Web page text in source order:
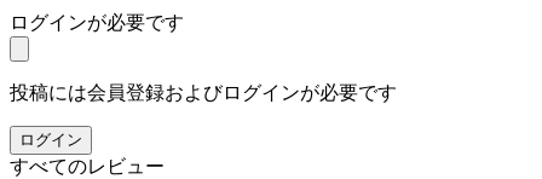
ログインが必要です
投稿には会員登録およびログインが必要です
ログイン
すべてのレビュー